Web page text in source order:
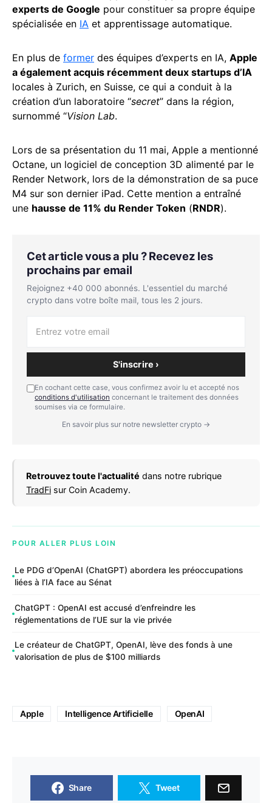
experts de Google pour constituer sa propre équipe
spécialisée en IA et apprentissage automatique.
En plus de former des équipes d’experts en IA, Apple
a également acquis récemment deux startups d’IA
locales à Zurich, en Suisse, ce qui a conduit à la
création d’un laboratoire “secret” dans la région,
surnommé “Vision Lab.
Lors de sa présentation du 11 mai, Apple a mentionné
Octane, un logiciel de conception 3D alimenté par le
Render Network, lors de la démonstration de sa puce
M4 sur son dernier iPad. Cette mention a entraîné
une hausse de 11% du Render Token (RNDR).
Cet article vous a plu ? Recevez les
prochains par email
Rejoignez +40 000 abonnés. L'essentiel du marché
crypto dans votre boîte mail, tous les 2 jours.
S'inscrire ›
En cochant cette case, vous confirmez avoir lu et accepté nos
conditions d'utilisation concernant le traitement des données
soumises via ce formulaire.
En savoir plus sur notre newsletter crypto →
Retrouvez toute l'actualité dans notre rubrique
TradFi sur Coin Academy.
POUR ALLER PLUS LOIN
Le PDG d’OpenAI (ChatGPT) abordera les préoccupations
liées à l’IA face au Sénat
ChatGPT : OpenAI est accusé d’enfreindre les
réglementations de l’UE sur la vie privée
Le créateur de ChatGPT, OpenAI, lève des fonds à une
valorisation de plus de $100 milliards
Apple Intelligence Artificielle OpenAI
Share Tweet